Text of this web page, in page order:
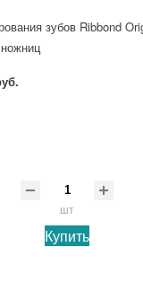
зубов Ribbond
шт
Купить